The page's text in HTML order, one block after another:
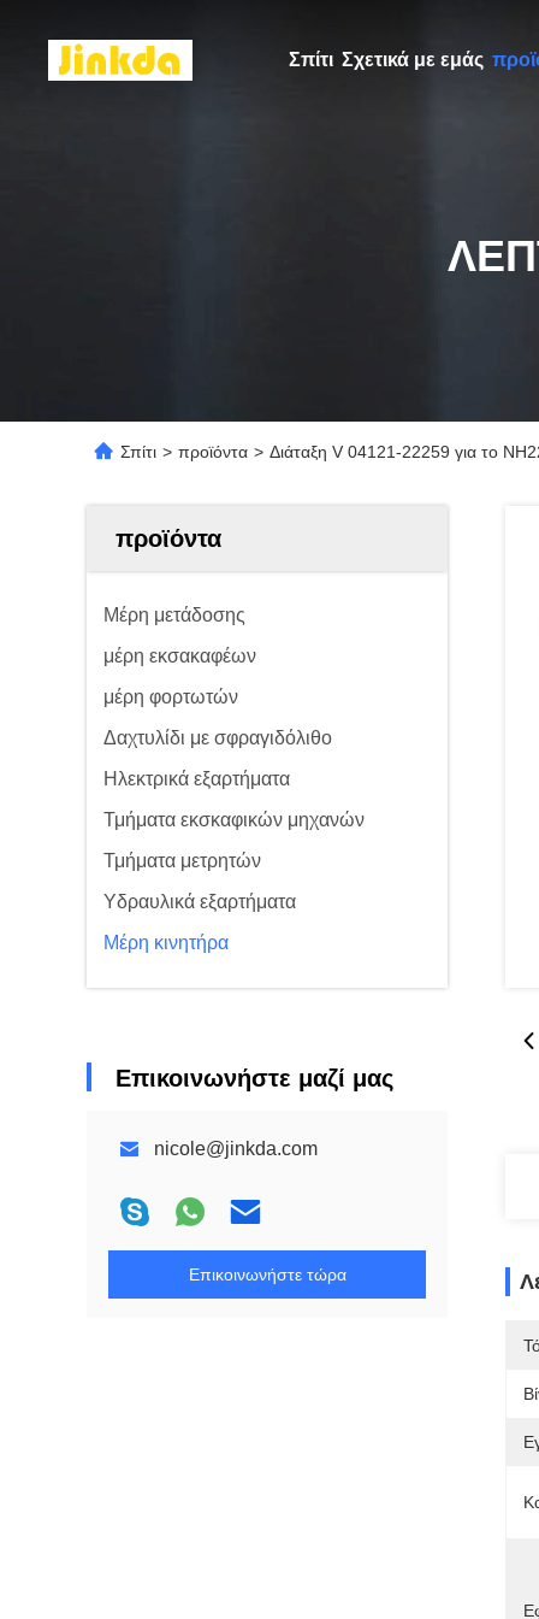
Σπίτι Σχετικά με εμάς
Σπίτι > προϊόντα > Διάταξη V 04121-22259 για το
προϊόντα
Μέρη μετάδοσης
μέρη εκσακαφέων
μέρη φορτωτών
Δαχτυλίδι με σφραγιδόλιθο
Ηλεκτρικά εξαρτήματα
Τμήματα εκσκαφικών μηχανών
Τμήματα μετρητών
Υδραυλικά εξαρτήματα
Μέρη κινητήρα
Επικοινωνήστε μαζί μας
nicole@jinkda.com
Επικοινωνήστε τώρα